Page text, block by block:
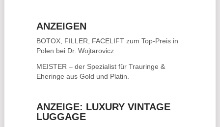
ANZEIGEN
BOTOX, FILLER, FACELIFTzum Top-Preis in
Polen bei Dr. Wojtarovicz
MEISTER – der Spezialist für Trauringe &
Eheringe aus Gold und Platin.
ANZEIGE: LUXURY VINTAGE
LUGGAGE